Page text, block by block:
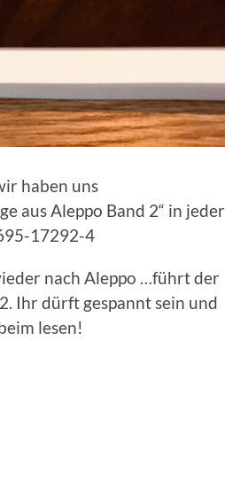
haben uns
aus Aleppo Band 2“ in jeder
17292-4
nach Aleppo …führt der
Ihr dürft gespannt sein und
lesen!